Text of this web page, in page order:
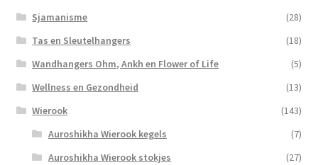
Sjamanisme
(28)
Tas en Sleutelhangers
(18)
Wandhangers Ohm, Ankh en Flower of Life
(5)
Wellness en Gezondheid
(13)
Wierook
(143)
Auroshikha Wierook kegels
(7)
Auroshikha Wierook stokjes
(27)